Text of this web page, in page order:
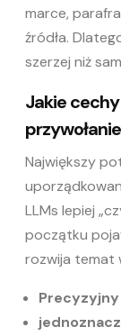
marce,
źródła.
szerzej niż
Jakie
Największy
LLMs lepiej
początku
rozwija temat
Precyzyjny